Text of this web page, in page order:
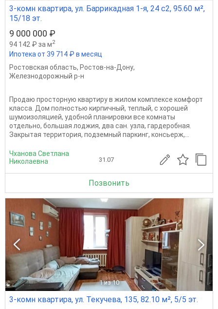
3-комн квартира, ул. Баррикадная 1-я, 24 с2, 95.60 м²,
15/18 эт.
9 000 000 ₽
94 142 ₽ за м2
Ипотека от 39 714 ₽ в месяц
Ростовская область, Ростов-на-Дону,
Железнодорожный р-н
Продаю просторную квартиру в жилом комплексе комфорт
класса. Дом полностью кирпичный, теплый, с хорошей
шумоизоляцией, удобной планировки все комнаты
отдельно, большая лоджия, два сан. узла, гардеробная.
Закрытая территория, подземный паркинг, консьерж,...
Чханова Светлана
Николаевна
31.07
Позвонить
1 из 10
3-комн квартира, ул. Текучева, 135, 82.10 м², 5/5 эт.